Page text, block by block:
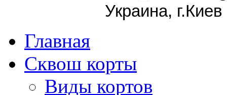
Украина, г.Киев
Главная
Сквош корты
Виды кортов